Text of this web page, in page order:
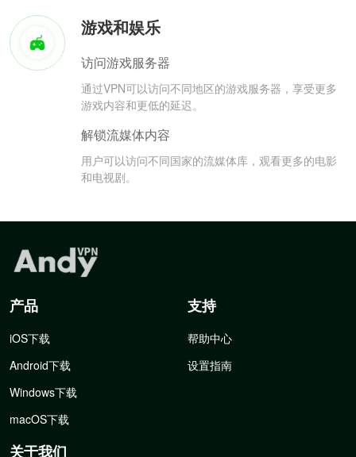
游戏和娱乐
访问游戏服务器
通过VPN可以访问不同地区的游戏服务器，享受更多
游戏内容和更低的延迟。
解锁流媒体内容
用户可以访问不同国家的流媒体库，观看更多的电影
和电视剧。
产品
iOS下载
Android下载
Windows下载
macOS下载
支持
帮助中心
设置指南
关于我们